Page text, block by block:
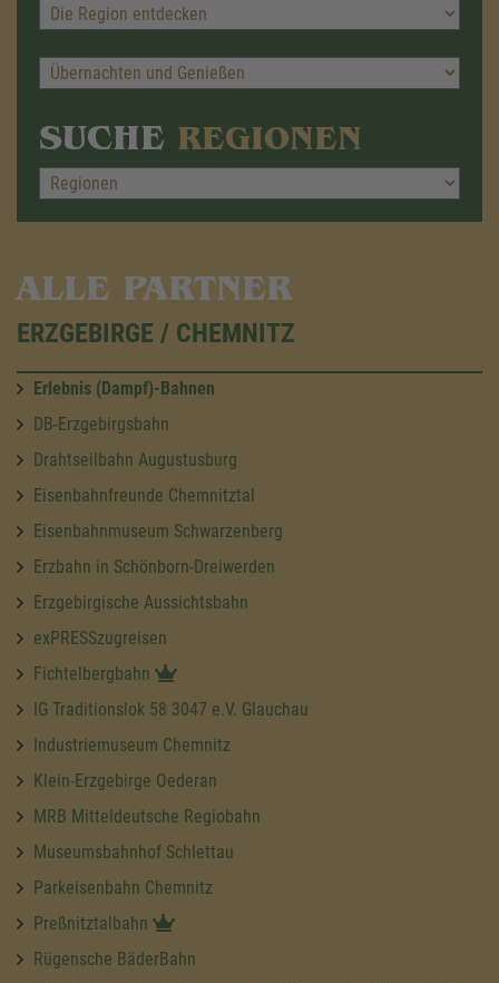
SUCHE REGIONEN
ALLE PARTNER
ERZGEBIRGE / CHEMNITZ
Erlebnis (Dampf)-Bahnen
DB-Erzgebirgsbahn
Drahtseilbahn Augustusburg
Eisenbahnfreunde Chemnitztal
Eisenbahnmuseum Schwarzenberg
Erzbahn in Schönborn-Dreiwerden
Erzgebirgische Aussichtsbahn
exPRESSzugreisen
Fichtelbergbahn
IG Traditionslok 58 3047 e.V. Glauchau
Industriemuseum Chemnitz
Klein-Erzgebirge Oederan
MRB Mitteldeutsche Regiobahn
Museumsbahnhof Schlettau
Parkeisenbahn Chemnitz
Preßnitztalbahn
Rügensche BäderBahn